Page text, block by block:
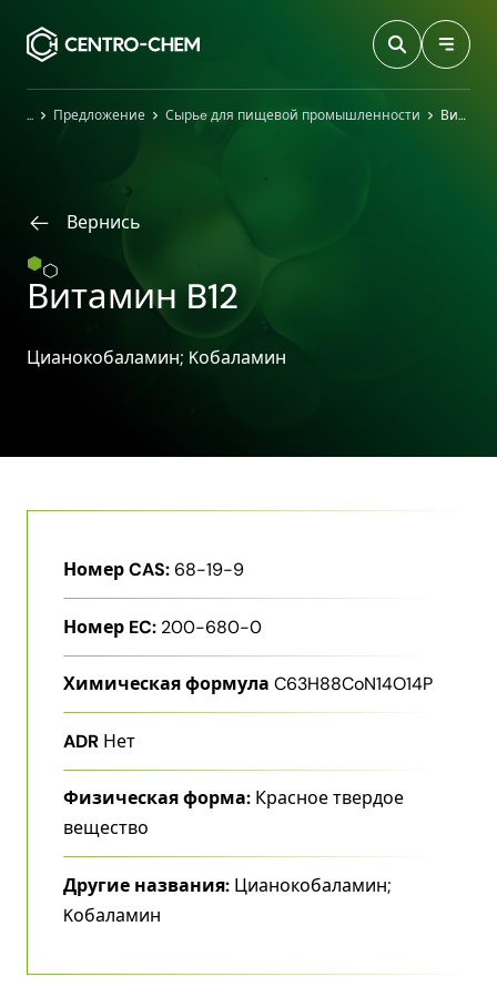
ГлавнаяПредложение Сырьe для пищевой промышленности Витамин B12
Вернись
Витамин B12
Цианокобаламин; Kобаламин
Номер CAS:68-19-9
Номер EC: 200-680-0
Химическая формула C63H88CoN14O14P
ADR Нет
Физическая форма: Красное твердое
вещество
Другие названия: Цианокобаламин;
Kобаламин